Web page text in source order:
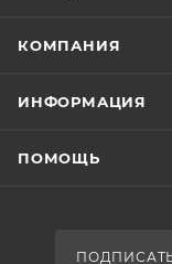
КОМПАНИЯ
ИНФОРМАЦИЯ
ПОМОЩЬ